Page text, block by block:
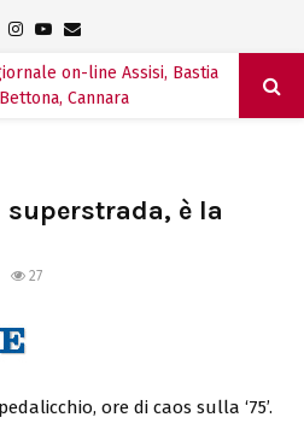
Instagram
Youtube
Email
è la
27
ore di caos sulla ‘75’.